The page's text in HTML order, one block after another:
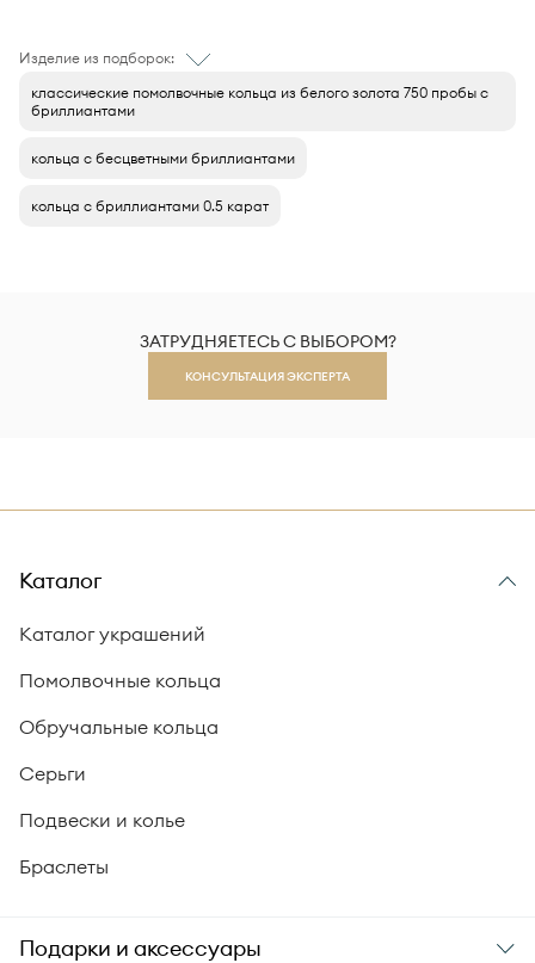
Изделие из подборок:
классические помолвочные кольца из белого золота 750 пробы с
бриллиантами
кольца с бесцветными бриллиантами
кольца с бриллиантами 0.5 карат
ЗАТРУДНЯЕТЕСЬ С ВЫБОРОМ?
КОНСУЛЬТАЦИЯ ЭКСПЕРТА
Каталог
Каталог украшений
Помолвочные кольца
Обручальные кольца
Серьги
Подвески и колье
Браслеты
Подарки и аксессуары